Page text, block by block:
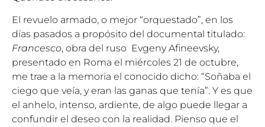
El revuelo armado, o mejor “orquestado”, en los
días pasados a propósito del documental titulado:
Francesco, obra del ruso Evgeny Afineevsky,
presentado en Roma el miércoles 21 de octubre,
me trae a la memoria el conocido dicho: “Soñaba el
ciego que veía, y eran las ganas que tenía”. Y es que
el anhelo, intenso, ardiente, de algo puede llegar a
confundir el deseo con la realidad. Pienso que el